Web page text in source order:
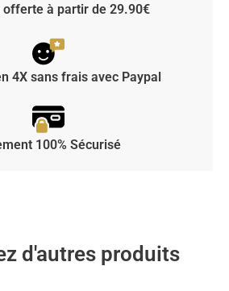
offerte à partir de 29.90€
4X sans frais avec Paypal
100% Sécurisé
d'autres produits